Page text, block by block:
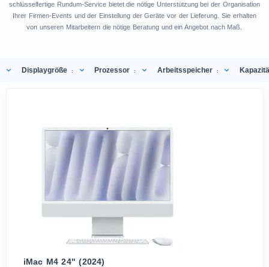
schlüsselfertige Rundum-Service bietet die nötige Unterstützung bei der Organisation
Ihrer Firmen-Events und der Einstellung der Geräte vor der Lieferung. Sie erhalten
von unseren Mitarbeitern die nötige Beratung und ein Angebot nach Maß.
iMac M4 24" (2024)
Displaygröße : Prozessor : Arbeitsspeicher :